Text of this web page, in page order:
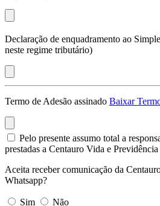
Declaração de enquadramento ao
neste regime tributário)
Termo de Adesão assinado Baixar
Pelo presente assumo total a
prestadas a Centauro Vida e
Aceita receber comunicação da
Whatsapp?
Sim Não